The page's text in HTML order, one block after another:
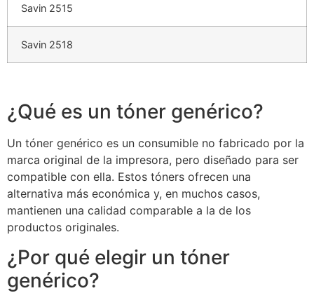
Savin 2515
Savin 2518
¿Qué es un tóner genérico?
Un tóner genérico es un consumible no fabricado por la
marca original de la impresora, pero diseñado para ser
compatible con ella. Estos tóners ofrecen una
alternativa más económica y, en muchos casos,
mantienen una calidad comparable a la de los
productos originales.
¿Por qué elegir un tóner
genérico?